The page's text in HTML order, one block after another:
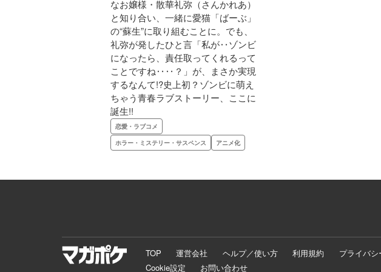
なお嬢様・散華礼弥（さんかれあ）
と知り合い、一緒に愛猫「ばーぶ」
の“蘇生”に取り組むことに。でも、
礼弥が発したひと言「私が‥ゾンビ
になったら、責任取ってくれるって
ことですね‥‥？」が、まさか実現
するなんて!?史上初？ゾンビに萌え
ちゃう青春ラブストーリー、ここに
誕生!!
恋愛・ラブコメ
ホラー・ミステリー・サスペンス
アニメ化
TOP 運営会社 ヘルプ／使い方 利用規約 プライバ
Cookie設定
お問い合わせ